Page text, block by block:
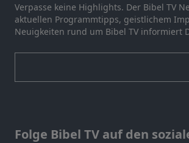
Verpasse keine Highlights. Der Bibel TV
aktuellen Programmtipps, geistlichem
Neuigkeiten rund um Bibel TV informiert
Folge Bibel TV auf den